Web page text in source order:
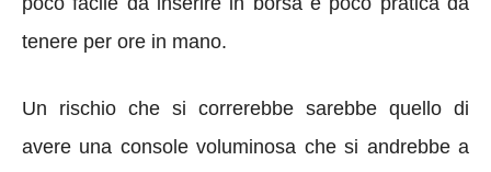
tenere per ore in mano.
Un rischio che si correrebbe sarebbe quello di
avere una console voluminosa che si andrebbe a